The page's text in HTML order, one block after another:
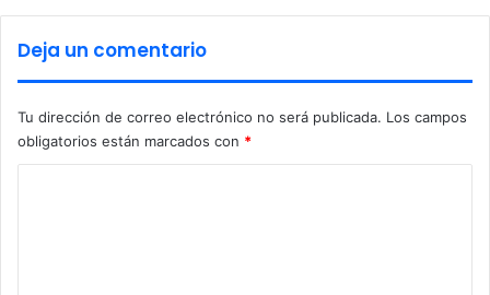
Deja un comentario
Tu dirección de correo electrónico no será publicada. Los campos
obligatorios están marcados con *